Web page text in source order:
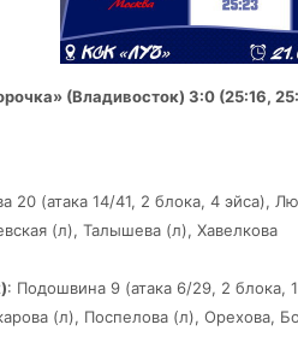
(Владивосток) 3:0 (25:16,
20 (атака 14/41, 2 блока, 4 эйса),
(л), Талышева (л), Хавелкова
: Подошвина 9 (атака 6/29, 2 блока,
(л), Поспелова (л), Орехова,